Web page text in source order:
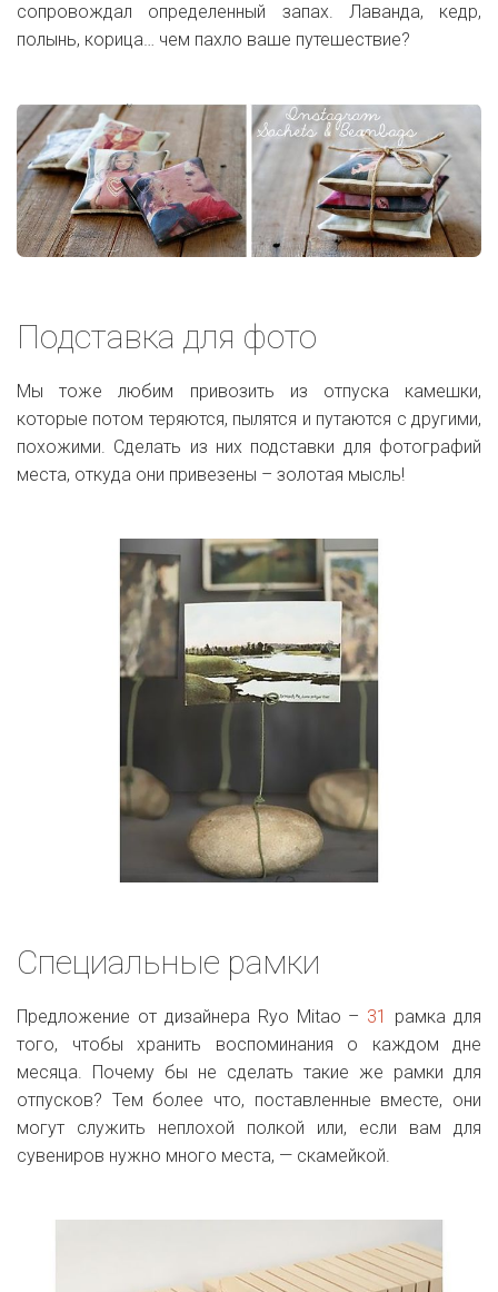
сопровождал определенный запах. Лаванда, кедр,
полынь, корица… чем пахло ваше путешествие?
Подставка для фото
Мы тоже любим привозить из отпуска камешки,
которые потом теряются, пылятся и путаются с другими,
похожими. Сделать из них подставки для фотографий
места, откуда они привезены – золотая мысль!
Специальные рамки
Предложение от дизайнера Ryo Mitao – 31
рамка для
того, чтобы хранить воспоминания о каждом дне
месяца. Почему бы не сделать такие же рамки для
отпусков? Тем более что, поставленные вместе, они
могут служить неплохой полкой или, если вам для
сувениров нужно много места, — скамейкой.